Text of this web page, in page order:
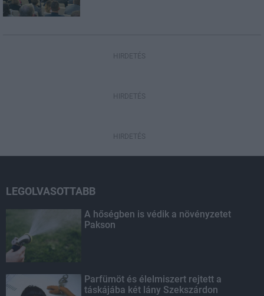
HIRDETÉS
HIRDETÉS
HIRDETÉS
LEGOLVASOTTABB
A hőségben is védik a növényzetet
Pakson
Parfümöt és élelmiszert rejtett a
táskájába két lány Szekszárdon